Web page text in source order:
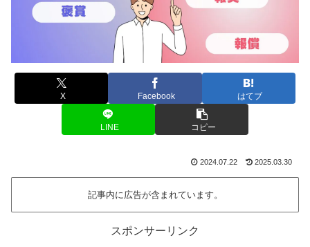
X Facebook はてブ
LINE コピー
2024.07.22 2025.03.30
記事内に広告が含まれています。
スポンサーリンク